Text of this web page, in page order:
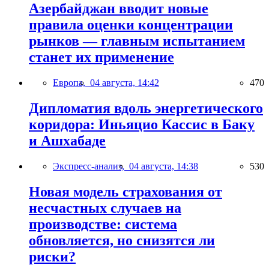
Азербайджан вводит новые
правила оценки концентрации
рынков — главным испытанием
станет их применение
Европа, 04 августа, 14:42 470
Дипломатия вдоль энергетического
коридора: Иньяцио Кассис в Баку
и Ашхабаде
Экспресс-анализ, 04 августа, 14:38 530
Новая модель страхования от
несчастных случаев на
производстве: система
обновляется, но снизятся ли
риски?